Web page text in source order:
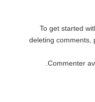
To get started
deleting comments,
Commenter